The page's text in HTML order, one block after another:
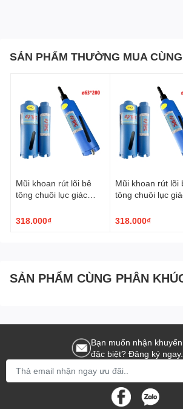
SẢN PHẨM THƯỜNG MUA CÙNG
Mũi khoan rút lõi bê
tông chuôi lục giác
318.000₫
Mũi khoan rút lõi
tông chuôi lục
318.000₫
SẢN PHẨM CÙNG PHÂN
Bạn muốn nhận
đặc biệt? Đăng ký ngay.